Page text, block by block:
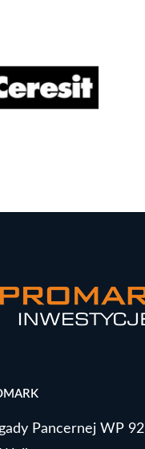
Pancernej WP 92